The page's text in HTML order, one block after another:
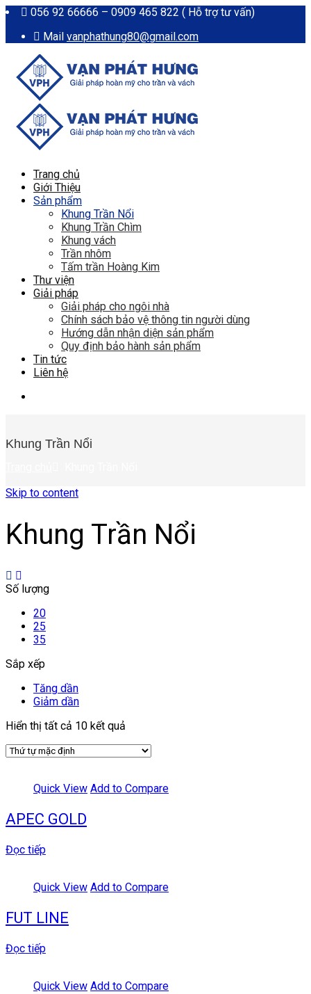
056 92 66666 – 0909 465 822 ( Hỗ trợ tư vấn)
Mail vanphathung80@gmail.com
Trang chủ
Giới Thiệu
Sản phẩm
Khung Trần Nổi
Khung Trần Chìm
Khung vách
Trần nhôm
Tấm trần Hoàng Kim
Thư viện
Giải pháp
Giải pháp cho ngôi nhà
Chính sách bảo vệ thông tin người dùng
Hướng dẫn nhận diện sản phẩm
Quy định bảo hành sản phẩm
Tin tức
Liên hệ
Khung Trần Nổi
Skip to content
Khung Trần Nổi
Số lượng
20
25
35
Sắp xếp
Tăng dần
Giảm dần
Hiển thị tất cả 10 kết quả
Quick View Add to Compare
APEC GOLD
Đọc tiếp
Quick View Add to Compare
FUT LINE
Đọc tiếp
Quick View Add to Compare